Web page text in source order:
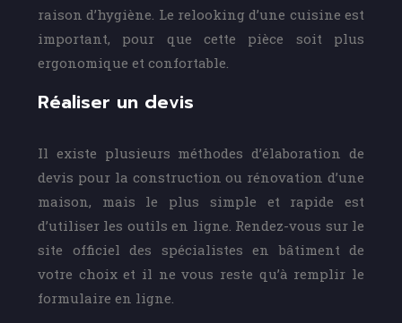
raison d’hygiène. Le relooking d’une cuisine est
important, pour que cette pièce soit plus
ergonomique et confortable.
Réaliser un devis
Il existe plusieurs méthodes d’élaboration de
devis pour la construction ou rénovation d’une
maison, mais le plus simple et rapide est
d’utiliser les outils en ligne. Rendez-vous sur le
site officiel des spécialistes en bâtiment de
votre choix et il ne vous reste qu’à remplir le
formulaire en ligne.